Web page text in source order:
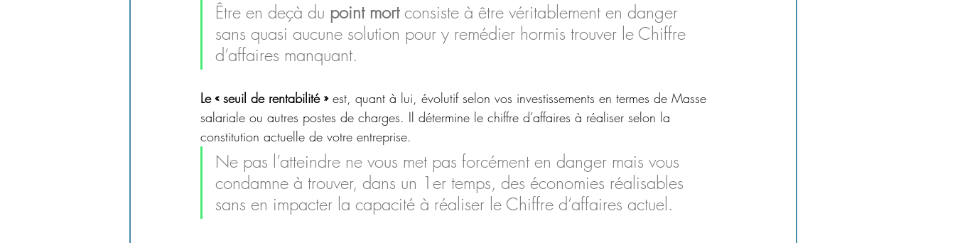
Être en deçà du point mort consiste à être véritablement en danger
sans quasi aucune solution pour y remédier hormis trouver le Chiffre
d’affaires manquant.
Le « seuil de rentabilité » est, quant à lui, évolutif selon vos investissements en termes de Masse
salariale ou autres postes de charges. Il détermine le chiffre d’affaires à réaliser selon la
constitution actuelle de votre entreprise.
Ne pas l’atteindre ne vous met pas forcément en danger mais vous
condamne à trouver, dans un 1er temps, des économies réalisables
sans en impacter la capacité à réaliser le Chiffre d’affaires actuel.